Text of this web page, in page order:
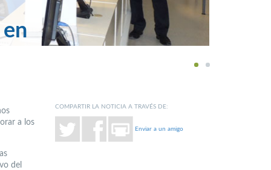
1 2
a los
del
COMPARTIR LA NOTICIA A TRAVÉS DE:
Enviar a un amigo